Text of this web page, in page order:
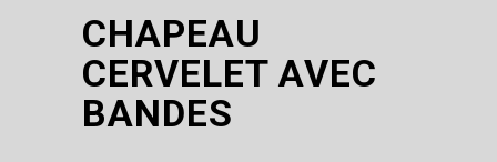
CHAPEAU
CERVELET AVEC
BANDES